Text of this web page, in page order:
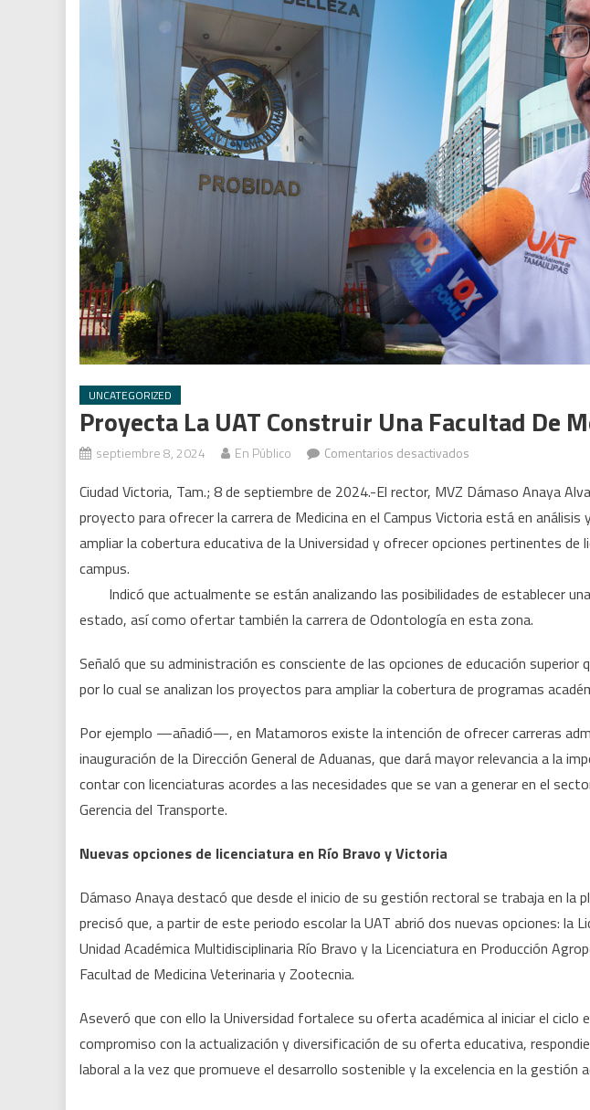
UNCATEGORIZED
Proyecta La UAT Construir Una Facultad De
septiembre 8, 2024 En Público Comentarios desactivados
la
UAT
construir
Facultad
en
Ciudad Victoria, Tam.; 8 de septiembre de 2024.-El rector, MVZ Dámaso Anaya
proyecto para ofrecer la carrera de Medicina en el Campus Victoria está en análisis
ampliar la cobertura educativa de la Universidad y ofrecer opciones pertinentes
campus.
Indicó que actualmente se están analizando las posibilidades de establecer
estado, así como ofertar también la carrera de Odontología en esta zona.
Señaló que su administración es consciente de las opciones de educación superior
por lo cual se analizan los proyectos para ampliar la cobertura de programas
Por ejemplo —añadió—, en Matamoros existe la intención de ofrecer carreras
inauguración de la Dirección General de Aduanas, que dará mayor relevancia a la
contar con licenciaturas acordes a las necesidades que se van a generar en el
Gerencia del Transporte.
Nuevas opciones de licenciatura en Río Bravo y Victoria
Dámaso Anaya destacó que desde el inicio de su gestión rectoral se trabaja en la
precisó que, a partir de este periodo escolar la UAT abrió dos nuevas opciones: la
Unidad Académica Multidisciplinaria Río Bravo y la Licenciatura en Producción
Facultad de Medicina Veterinaria y Zootecnia.
Aseveró que con ello la Universidad fortalece su oferta académica al iniciar el
compromiso con la actualización y diversificación de su oferta educativa,
laboral a la vez que promueve el desarrollo sostenible y la excelencia en la gestión